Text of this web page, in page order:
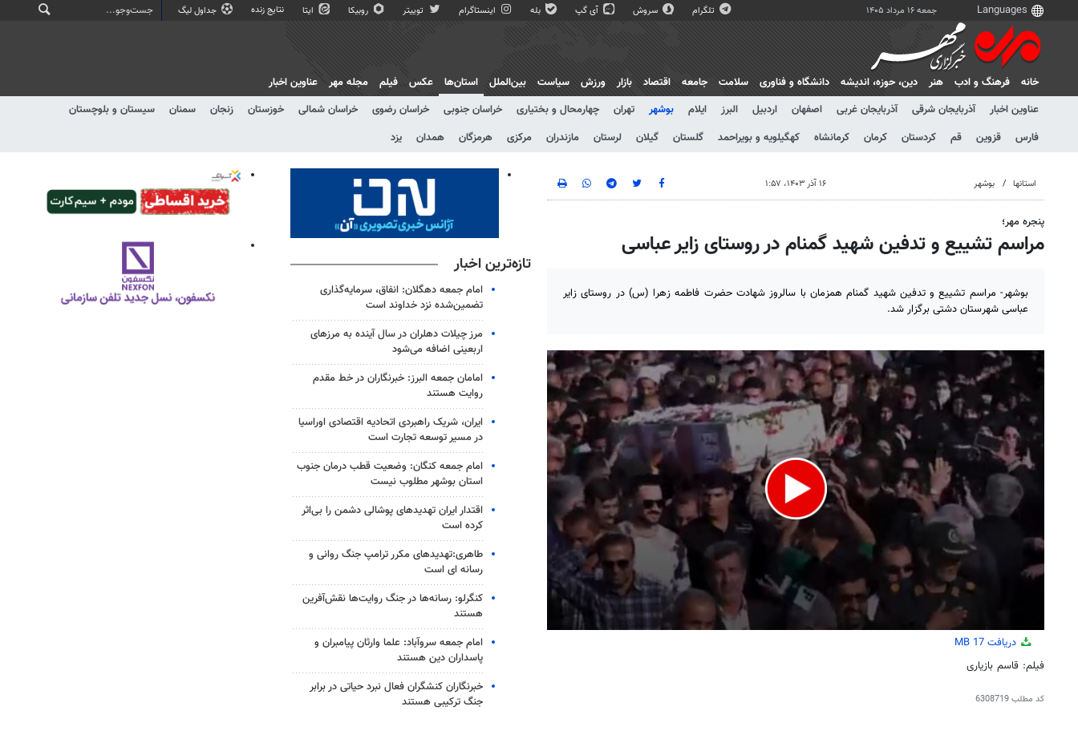
جمعه ۱۶ مرداد ۱۴۰۵ تلگرام سروش آی گپ بله اینستاگرام توییتر روبیکا ایتا نتایج زنده جداول لیگ
خانه فرهنگ و ادب هنر دين، حوزه، انديشه دانشگاه و فناوری سلامت جامعه اقتصاد بازار ورزش سیاست بین‌الملل
استان‌ها
عناوین اخبار
آذربایجان شرقی آذربایجان غربی اصفهان اردبیل البرز ایلام بوشهر تهران چهارمحال و بختیاری خراسان جنوبی خراسان رضوی خراسان شمالی خوزستان زنجان سمنان
سیستان و بلوچستان
فارس
قزوین قم کردستان کرمان کرمانشاه کهگیلویه و بویراحمد گلستان گیلان لرستان مازندران مرکزی هرمزگان همدان یزد
عکس فیلم مجله مهر عناوین اخبار
استانها بوشهر ۱۶ آذر ۱۴۰۳، ۱:۵۷
پنجره مهر؛
مراسم تشییع و تدفین شهید گمنام در روستای زایر عباسی
بوشهر- مراسم تشییع و تدفین شهید گمنام همزمان با سالروز شهادت حضرت فاطمه زهرا (س) در روستای زایر
عباسی شهرستان دشتی برگزار شد.
0 دریافت 17 MB
فیلم: قاسم بازیاری
کد مطلب6308719
تازه‌ترین اخبار
امام جمعه دهگلان: انفاق، سرمایه‌گذاری
تضمین‌شده نزد خداوند است
مرز چیلات دهلران در سال آینده به مرزهای
اربعینی اضافه می‌شود
امامان جمعه البرز: خبرنگاران در خط مقدم
روایت هستند
ایران، شریک راهبردی اتحادیه اقتصادی اوراسیا
در مسیر توسعه تجارت است
امام جمعه کنگان: وضعیت قطب درمان جنوب
استان بوشهر مطلوب نیست
اقتدار ایران تهدیدهای پوشالی دشمن را بی‌اثر
کرده است
طاهری:تهدیدهای مکرر ترامپ جنگ روانی و
رسانه ای است
کنگرلو: رسانه‌ها در جنگ روایت‌ها نقش‌آفرین
هستند
امام جمعه سروآباد: علما وارثان پیامبران و
پاسداران دین هستند
خبرنگاران کنشگران فعال نبرد حیاتی در برابر
جنگ ترکیبی هستند